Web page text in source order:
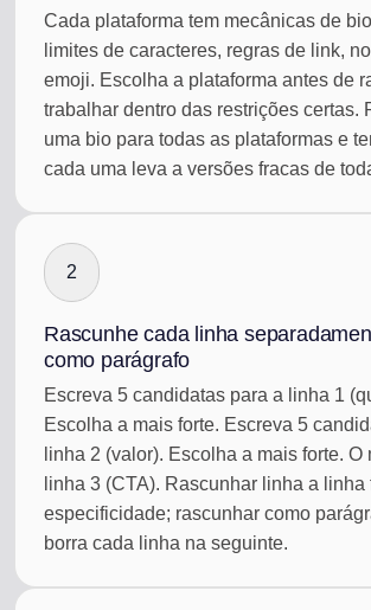
Cada plataforma tem mecânicas de
limites de caracteres, regras de link,
emoji. Escolha a plataforma antes de
trabalhar dentro das restrições certas.
uma bio para todas as plataformas e
cada uma leva a versões fracas de
2
Rascunhe cada linha
como parágrafo
Escreva 5 candidatas para a linha 1
Escolha a mais forte. Escreva 5
linha 2 (valor). Escolha a mais forte. O
linha 3 (CTA). Rascunhar linha a linha
especificidade; rascunhar como
borra cada linha na seguinte.